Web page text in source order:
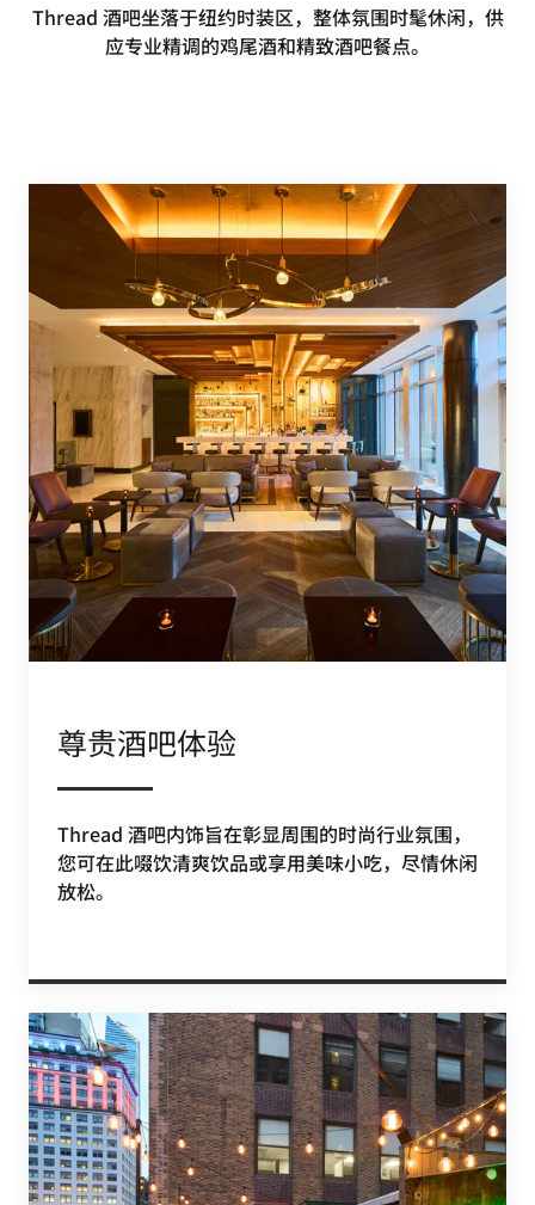
Thread 酒吧坐落于纽约时装区，整体氛围时髦休闲，供
应专业精调的鸡尾酒和精致酒吧餐点。
尊贵酒吧体验
Thread 酒吧内饰旨在彰显周围的时尚行业氛围，
您可在此啜饮清爽饮品或享用美味小吃，尽情休闲
放松。